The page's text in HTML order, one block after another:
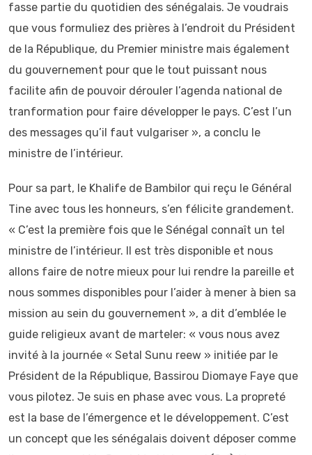
fasse partie du quotidien des sénégalais. Je voudrais
que vous formuliez des prières à l’endroit du Président
de la République, du Premier ministre mais également
du gouvernement pour que le tout puissant nous
facilite afin de pouvoir dérouler l’agenda national de
tranformation pour faire développer le pays. C’est l’un
des messages qu’il faut vulgariser », a conclu le
ministre de l’intérieur.
Pour sa part, le Khalife de Bambilor qui reçu le Général
Tine avec tous les honneurs, s’en félicite grandement.
« C’est la première fois que le Sénégal connaît un tel
ministre de l’intérieur. Il est très disponible et nous
allons faire de notre mieux pour lui rendre la pareille et
nous sommes disponibles pour l’aider à mener à bien sa
mission au sein du gouvernement », a dit d’emblée le
guide religieux avant de marteler: « vous nous avez
invité à la journée « Setal Sunu reew » initiée par le
Président de la République, Bassirou Diomaye Faye que
vous pilotez. Je suis en phase avec vous. La propreté
est la base de l’émergence et le développement. C’est
un concept que les sénégalais doivent déposer comme